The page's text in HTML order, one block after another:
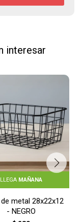
interesar
LLEGA MAÑANA
metal 28x22x12
- NEGRO